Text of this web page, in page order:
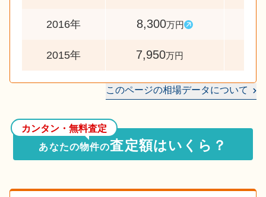
2016年 8,300万円
2015年 7,950万円
このページの相場データについて
カンタン・無料査定
あなたの物件の査定額はいくら？